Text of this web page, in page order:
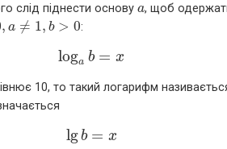
слід піднести основу a
a, щоб
, a ≠ 1, b > 0
1,b >0 :
loga b = x
log ab=x
10, то такий логарифм
lgb = x
lgb=x